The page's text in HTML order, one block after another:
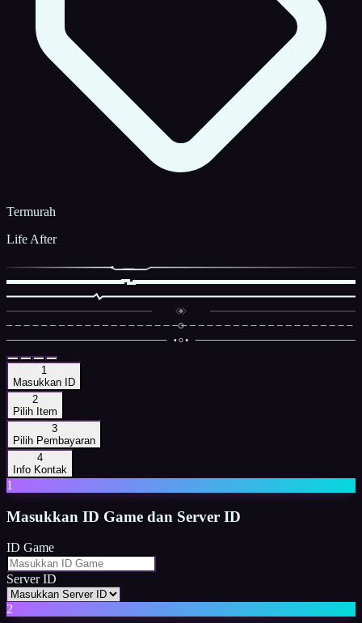
Termurah
Life After
1
Masukkan ID
2
Pilih Item
3
Pilih Pembayaran
4
Info Kontak
1
Masukkan ID Game dan Server ID
ID Game
Server ID
2